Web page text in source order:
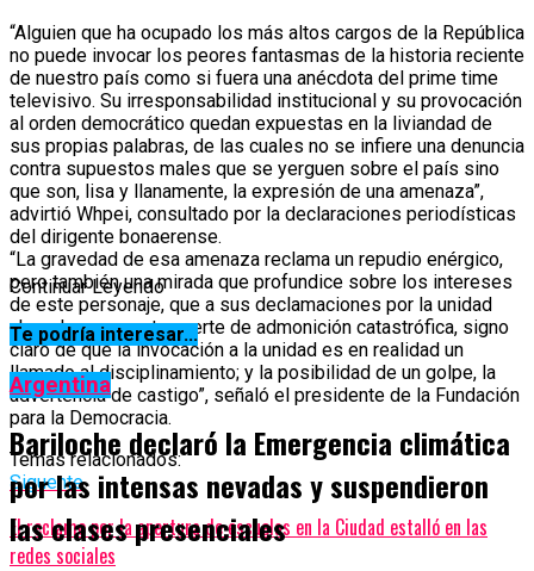
“Alguien que ha ocupado los más altos cargos de la República
no puede invocar los peores fantasmas de la historia reciente
de nuestro país como si fuera una anécdota del prime time
televisivo. Su irresponsabilidad institucional y su provocación
al orden democrático quedan expuestas en la liviandad de
sus propias palabras, de las cuales no se infiere una denuncia
contra supuestos males que se yerguen sobre el país sino
que son, lisa y llanamente, la expresión de una amenaza”,
advirtió Whpei, consultado por la declaraciones periodísticas
del dirigente bonaerense.
“La gravedad de esa amenaza reclama un repudio enérgico,
pero también una mirada que profundice sobre los intereses
de este personaje, que a sus declamaciones por la unidad
ahora le suma esta suerte de admonición catastrófica, signo
claro de que la invocación a la unidad es en realidad un
llamado al disciplinamiento; y la posibilidad de un golpe, la
advertencia de castigo”, señaló el presidente de la Fundación
para la Democracia.
Temas relacionados:
Siguente
El reclamo por la apertura de escuelas en la Ciudad estalló en las
redes sociales
Continuar Leyendo
Te podría interesar...
Argentina
Bariloche declaró la Emergencia climática
por las intensas nevadas y suspendieron
las clases presenciales